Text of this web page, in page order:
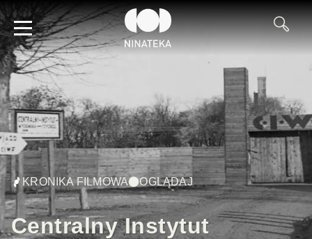
KRONIKA FILMOWA OGLĄDAJ
Centralny Instytut